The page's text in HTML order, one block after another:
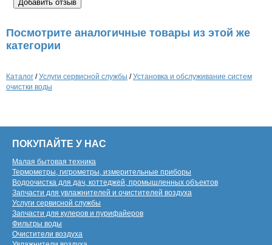
Посмотрите аналогичные товары из этой же
категории
Каталог /Услуги сервисной службы /Установка и обслуживание систем
очистки воды
ПОКУПАЙТЕ У НАС
Малая бытовая техника
Термометры, гигрометры, измерительные приборы
Водоочистка для дач, коттеджей, промышленных объектов
Запчасти для увлажнителей и очистителей воздуха
Услуги сервисной службы
Запчасти для кулеров и пурифайеров
Фильтры воды
Очистители воздуха